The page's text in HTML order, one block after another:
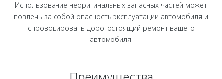
Использование неоригинальных запасных частей может
повлечь за собой опасность эксплуатации автомобиля и
спровоцировать дорогостоящий ремонт вашего
автомобиля.